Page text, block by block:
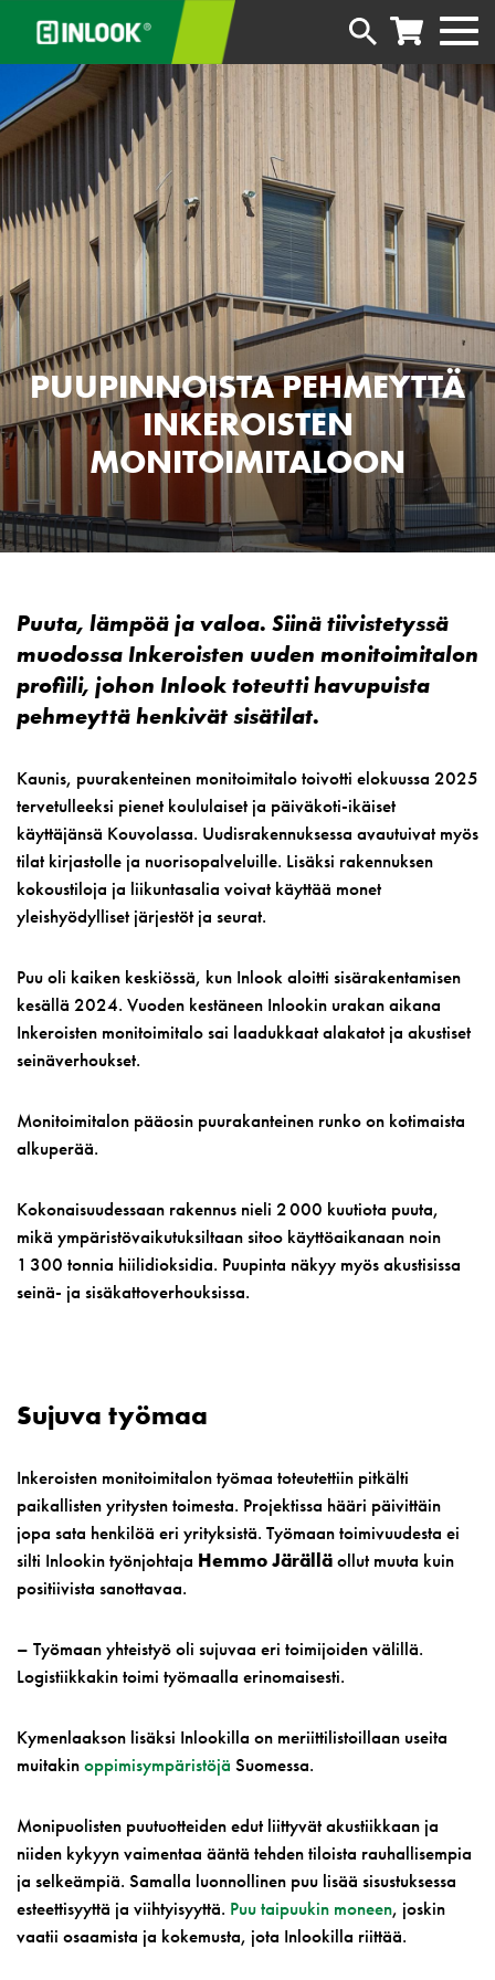
PUUPINNOISTA PEHMEYTTÄ
INKEROISTEN
MONITOIMITALOON
Puuta, lämpöä ja valoa. Siinä tiivistetyssä
muodossa Inkeroisten uuden monitoimitalon
profiili, johon Inlook toteutti havupuista
pehmeyttä henkivät sisätilat.
Kaunis, puurakenteinen monitoimitalo toivotti elokuussa 2025
tervetulleeksi pienet koululaiset ja päiväkoti-ikäiset
käyttäjänsä Kouvolassa. Uudisrakennuksessa avautuivat myös
tilat kirjastolle ja nuorisopalveluille. Lisäksi rakennuksen
kokoustiloja ja liikuntasalia voivat käyttää monet
yleishyödylliset järjestöt ja seurat.
Puu oli kaiken keskiössä, kun Inlook aloitti sisärakentamisen
kesällä 2024. Vuoden kestäneen Inlookin urakan aikana
Inkeroisten monitoimitalo sai laadukkaat alakatot ja akustiset
seinäverhoukset.
Monitoimitalon pääosin puurakanteinen runko on kotimaista
alkuperää.
Kokonaisuudessaan rakennus nieli 2 000 kuutiota puuta,
mikä ympäristövaikutuksiltaan sitoo käyttöaikanaan noin
1 300 tonnia hiilidioksidia. Puupinta näkyy myös akustisissa
seinä- ja sisäkattoverhouksissa.
Sujuva työmaa
Inkeroisten monitoimitalon työmaa toteutettiin pitkälti
paikallisten yritysten toimesta. Projektissa hääri päivittäin
jopa sata henkilöä eri yrityksistä. Työmaan toimivuudesta ei
silti Inlookin työnjohtaja Hemmo Järälläollut muuta kuin
positiivista sanottavaa.
– Työmaan yhteistyö oli sujuvaa eri toimijoiden välillä.
Logistiikkakin toimi työmaalla erinomaisesti.
Kymenlaakson lisäksi Inlookilla on meriittilistoillaan useita
muitakinoppimisympäristöjä Suomessa.
Monipuolisten puutuotteiden edut liittyvät akustiikkaan ja
niiden kykyyn vaimentaa ääntä tehden tiloista rauhallisempia
ja selkeämpiä. Samalla luonnollinen puu lisää sisustuksessa
esteettisyyttä ja viihtyisyyttä. Puu taipuukin moneen, joskin
vaatii osaamista ja kokemusta, jota Inlookilla riittää.